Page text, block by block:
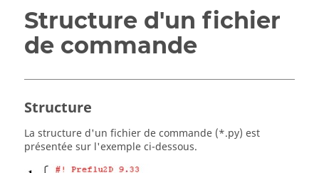
Structure d'un fichier
de commande
Structure
La structure d'un fichier de commande (*.py) est
présentée sur l'exemple ci-dessous.